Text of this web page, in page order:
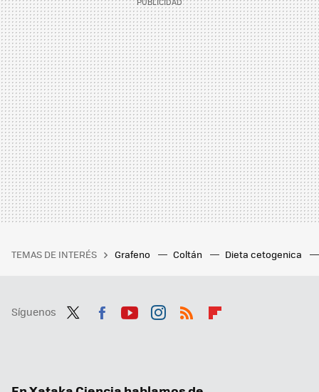
TEMAS DE INTERÉS Grafeno Coltán Dieta cetogenica
Síguenos